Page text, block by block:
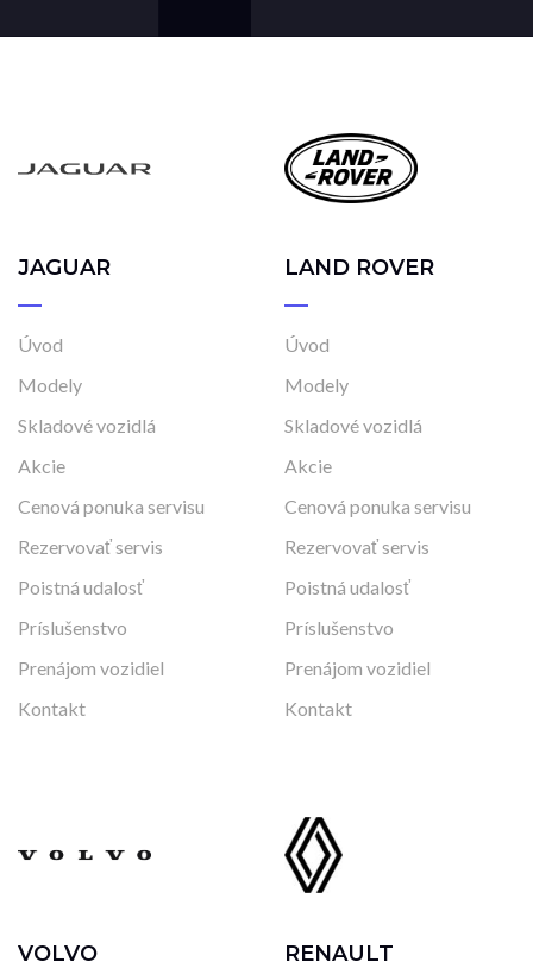
JAGUAR
Úvod
Modely
Skladové vozidlá
Akcie
Cenová ponuka servisu
Rezervovať servis
Poistná udalosť
Príslušenstvo
Prenájom vozidiel
Kontakt
LAND ROVER
Úvod
Modely
Skladové vozidlá
Akcie
Cenová ponuka servisu
Rezervovať servis
Poistná udalosť
Príslušenstvo
Prenájom vozidiel
Kontakt
VOLVO RENAULT